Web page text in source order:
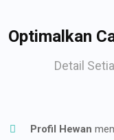
Optimalkan
Detail
Profil Hewan